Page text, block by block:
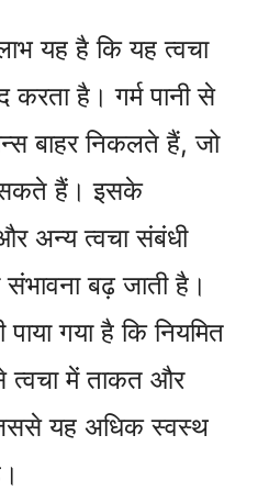
यह है कि यह त्वचा
है। गर्म पानी से
बाहर निकलते हैं, जो
सकते हैं। इसके
अन्य त्वचा संबंधी
बढ़ जाती है।
गया है कि नियमित
त्वचा में ताकत और
यह अधिक स्वस्थ